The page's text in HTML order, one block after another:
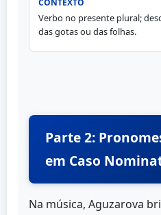
Verbo no presente plural;
das gotas ou das folhas.
Parte 2:
em Caso
Na música, Aguzarova